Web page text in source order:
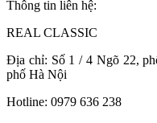
Thông tin liên hệ:
REAL CLASSIC
Địa chỉ: Số 1 / 4 Ngõ 22,
phố Hà Nội
Hotline: 0979 636 238